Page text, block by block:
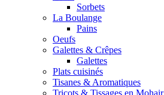
Sorbets
La Boulange
Pains
Oeufs
Galettes & Crêpes
Galettes
Plats cuisinés
Tisanes & Aromatiques
Tricots & Tissages en Mohair